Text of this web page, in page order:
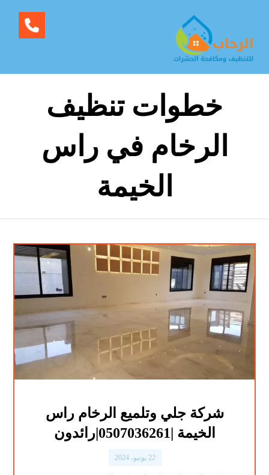
خطوات تنظيف
الرخام في راس
الخيمة
شركة جلي وتلميع الرخام راس
الخيمة |0507036261|رائدون
22 يونيو، 2024